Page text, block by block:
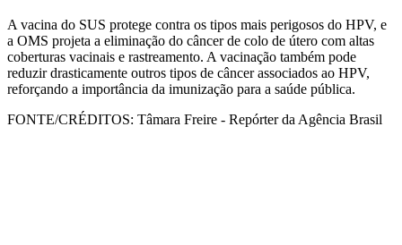
A vacina do SUS protege contra os tipos mais perigosos do HPV, e
a OMS projeta a eliminação do câncer de colo de útero com altas
coberturas vacinais e rastreamento. A vacinação também pode
reduzir drasticamente outros tipos de câncer associados ao HPV,
reforçando a importância da imunização para a saúde pública.
FONTE/CRÉDITOS: Tâmara Freire - Repórter da Agência Brasil